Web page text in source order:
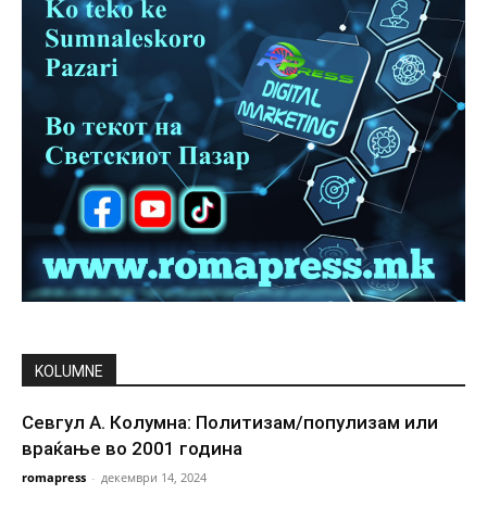
KOLUMNE
Севгул А. Колумна: Политизам/популизам или
враќање во 2001 година
romapress - декември 14, 2024